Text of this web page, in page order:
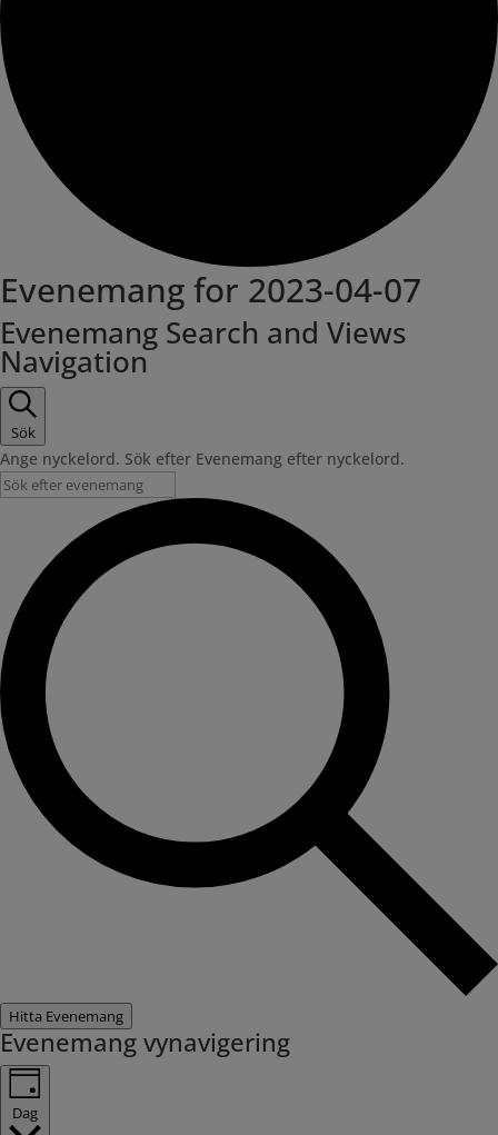
Evenemang for 2023-04-07
Evenemang Search and Views
Navigation
Sök
Ange nyckelord. Sök efter Evenemang efter nyckelord.
Hitta Evenemang
Evenemang vynavigering
Dag